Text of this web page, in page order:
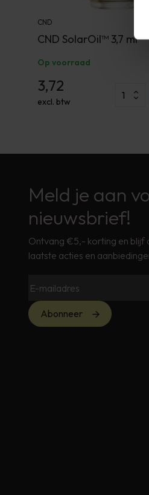
CND
CND SolarOil™ 3,7 ml
Op voorraad
3,72
excl. btw
Meld je aan
nieuwsbrief!
Ontvang €5,- korting en blijf
laatste acties en
Abonneer